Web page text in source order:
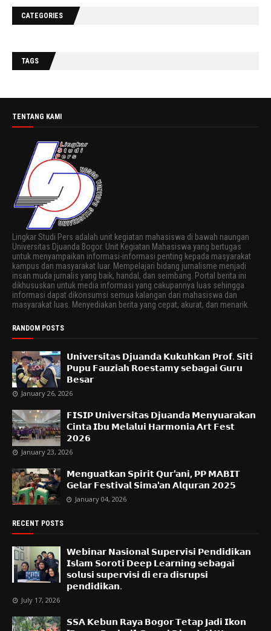
CATEGORIES
TAGS
TENTANG KAMI
Lingkar Studi Pers adalah unit kegiatan mahasiswa di bawah naungan
Universitas Djuanda Bogor. Unit Kegiatan Mahasiswa yang bertugas
untuk menyampaikan informasi-informasi penting kepada masyarakat
kampus dan masyarakat luar. Mempelajari bidang jurnalisme menjadi
insan muda jurnalis yang baik, handal, dan seimbang. Portal berita ini
dikhususkan untuk media informasi yang cakupannya luas sehingga
informasi dapat dikonsumsi semua kalangan dari mahasiswa dan
masyarakat luas. Menyediakan berita yang cepat, akurat, dan menarik.
RANDOM POSTS
𝗨𝗻𝗶𝘃𝗲𝗿𝘀𝗶𝘁𝗮𝘀 𝗗𝗷𝘂𝗮𝗻𝗱𝗮 𝗞𝘂𝗸𝘂𝗵𝗸𝗮𝗻 𝗣𝗿𝗼𝗳. 𝗦𝗶𝘁𝗶
𝗣𝘂𝗽𝘂 𝗙𝗮𝘂𝘇𝗶𝗮𝗵 𝗥𝗼𝗲𝘀𝘁𝗮𝗺𝘆 𝘀𝗲𝗯𝗮𝗴𝗮𝗶 𝗚𝘂𝗿𝘂
𝗕𝗲𝘀𝗮𝗿
January 26, 2026
𝗙𝗜𝗦𝗜𝗣 𝗨𝗻𝗶𝘃𝗲𝗿𝘀𝗶𝘁𝗮𝘀 𝗗𝗷𝘂𝗮𝗻𝗱𝗮 𝗠𝗲𝗻𝘆𝘂𝗮𝗿𝗮𝗸𝗮𝗻
𝗖𝗶𝗻𝘁𝗮 𝗜𝗯𝘂 𝗠𝗲𝗹𝗮𝗹𝘂𝗶 𝗛𝗮𝗿𝗺𝗼𝗻𝗶𝗮 𝗔𝗿𝘁 𝗙𝗲𝘀𝘁
𝟮𝟬𝟮𝟲
January 23, 2026
𝗠𝗲𝗻𝗴𝘂𝗮𝘁𝗸𝗮𝗻 𝗦𝗽𝗶𝗿𝗶𝘁 𝗤𝘂𝗿'𝗮𝗻𝗶, 𝗣𝗣 𝗠𝗔𝗕𝗜𝗧
𝗚𝗲𝗹𝗮𝗿 𝗙𝗲𝘀𝘁𝗶𝘃𝗮𝗹 𝗦𝗶𝗺𝗮'𝗮𝗻 𝗔𝗹𝗾𝘂𝗿𝗮𝗻 𝟮𝟬𝟮𝟱
January 04, 2026
RECENT POSTS
𝗪𝗲𝗯𝗶𝗻𝗮𝗿 𝗡𝗮𝘀𝗶𝗼𝗻𝗮𝗹 𝗦𝘂𝗽𝗲𝗿𝘃𝗶𝘀𝗶 𝗣𝗲𝗻𝗱𝗶𝗱𝗶𝗸𝗮𝗻
𝗜𝘀𝗹𝗮𝗺 𝗦𝗼𝗿𝗼𝘁𝗶 𝗗𝗲𝗲𝗽 𝗟𝗲𝗮𝗿𝗻𝗶𝗻𝗴 𝘀𝗲𝗯𝗮𝗴𝗮𝗶
𝘀𝗼𝗹𝘂𝘀𝗶 𝘀𝘂𝗽𝗲𝗿𝘃𝗶𝘀𝗶 𝗱𝗶 𝗲𝗿𝗮 𝗱𝗶𝘀𝗿𝘂𝗽𝘀𝗶
𝗽𝗲𝗻𝗱𝗶𝗱𝗶𝗸𝗮𝗻.
July 17, 2026
𝗦𝗦𝗔 𝗞𝗲𝗯𝘂𝗻 𝗥𝗮𝘆𝗮 𝗕𝗼𝗴𝗼𝗿 𝗧𝗲𝘁𝗮𝗽 𝗝𝗮𝗱𝗶 𝗜𝗸𝗼𝗻